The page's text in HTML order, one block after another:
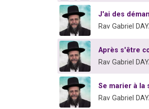
J'ai des
Rav Gabriel
Après s'être
Rav Gabriel
Se marier à la
Rav Gabriel